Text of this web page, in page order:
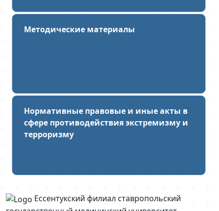
Методические материалы
Нормативные правовые и иные акты в
сфере противодействия экстремизму и
терроризму
Ессентукский филиал ставропольский